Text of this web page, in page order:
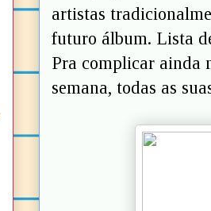
artistas
futuro álbum. Lista
Pra complicar ainda
semana, todas as